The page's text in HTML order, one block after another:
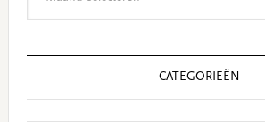
CATEGORIEËN